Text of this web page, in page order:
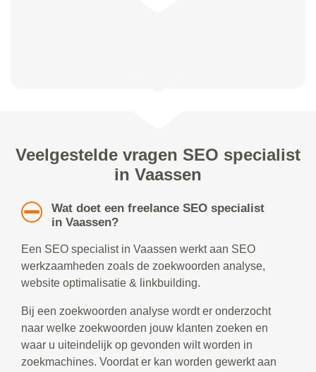
Veelgestelde vragen SEO specialist
in Vaassen
Wat doet een freelance SEO specialist
in Vaassen?
Een SEO specialist in Vaassen werkt aan SEO
werkzaamheden zoals de zoekwoorden analyse,
website optimalisatie & linkbuilding.
Bij een zoekwoorden analyse wordt er onderzocht
naar welke zoekwoorden jouw klanten zoeken en
waar u uiteindelijk op gevonden wilt worden in
zoekmachines. Voordat er kan worden gewerkt aan